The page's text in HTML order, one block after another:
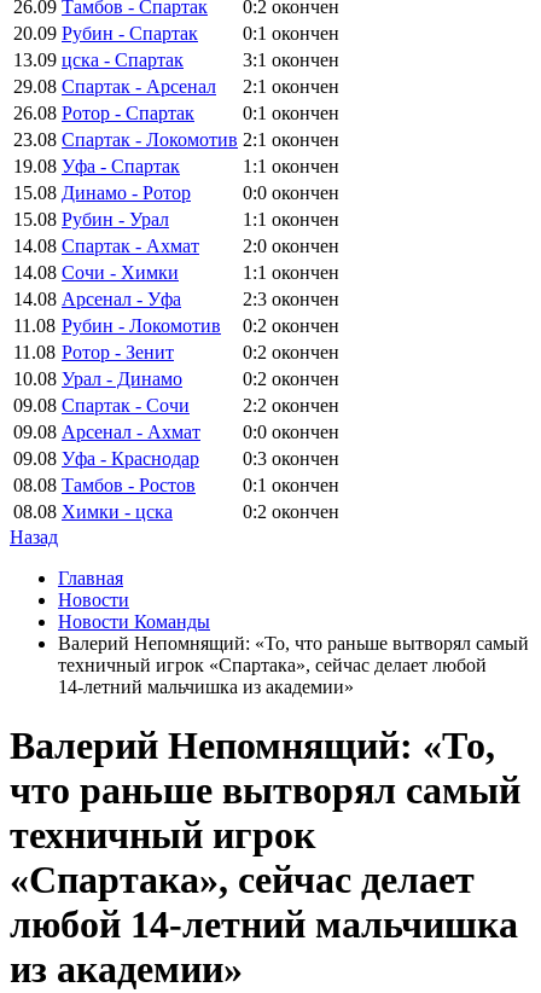
26.09 Тамбов - Спартак 0:2 окончен
20.09 Рубин - Спартак 0:1 окончен
13.09 цска - Спартак 3:1 окончен
29.08 Спартак - Арсенал 2:1 окончен
26.08 Ротор - Спартак 0:1 окончен
23.08 Спартак - Локомотив 2:1 окончен
19.08 Уфа - Спартак 1:1 окончен
15.08 Динамо - Ротор 0:0 окончен
15.08 Рубин - Урал 1:1 окончен
14.08 Спартак - Ахмат 2:0 окончен
14.08 Сочи - Химки 1:1 окончен
14.08 Арсенал - Уфа 2:3 окончен
11.08 Рубин - Локомотив 0:2 окончен
11.08 Ротор - Зенит 0:2 окончен
10.08 Урал - Динамо 0:2 окончен
09.08 Спартак - Сочи 2:2 окончен
09.08 Арсенал - Ахмат 0:0 окончен
09.08 Уфа - Краснодар 0:3 окончен
08.08 Тамбов - Ростов 0:1 окончен
08.08 Химки - цска 0:2 окончен
Назад
Главная
Новости
Новости Команды
Валерий Непомнящий: «То, что раньше вытворял самый
техничный игрок «Спартака», сейчас делает любой
14‑летний мальчишка из академии»
Валерий Непомнящий: «То,
что раньше вытворял самый
техничный игрок
«Спартака», сейчас делает
любой 14‑летний мальчишка
из академии»